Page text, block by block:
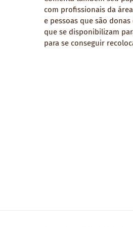
com profissionais da
e pessoas que são
que se disponibilizam
para se conseguir